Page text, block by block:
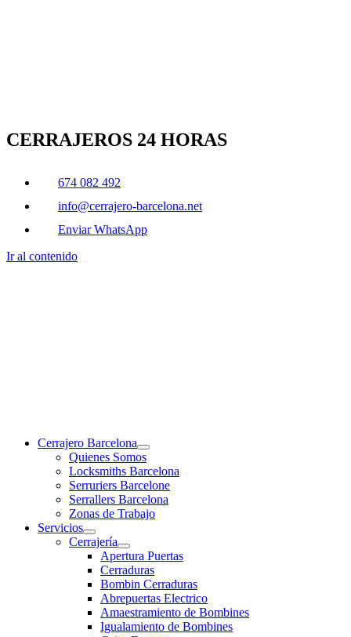
CERRAJEROS 24 HORAS
674 082 492
info@cerrajero-barcelona.net
Enviar WhatsApp
Ir al contenido
Cerrajero Barcelona
Quienes Somos
Locksmiths Barcelona
Serruriers Barcelone
Serrallers Barcelona
Zonas de Trabajo
Servicios
Cerrajería
Apertura Puertas
Cerraduras
Bombin Cerraduras
Abrepuertas Electrico
Amaestramiento de Bombines
Igualamiento de Bombines